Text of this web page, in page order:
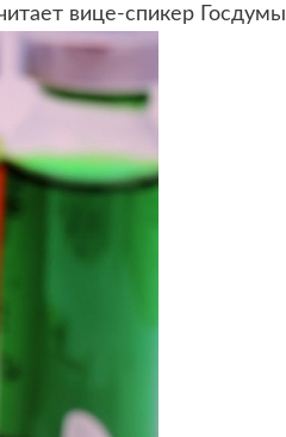
вице-спикер Госдумы